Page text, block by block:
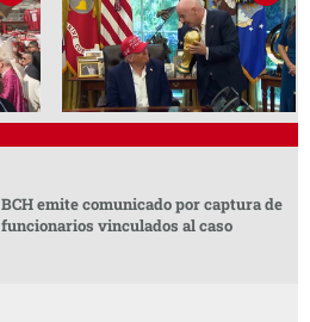
BCH emite comunicado por captura de
funcionarios vinculados al caso